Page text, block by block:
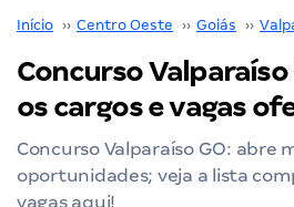
Início ›› Centro Oeste ›› Goiás ››
Concurso Valparaíso
os cargos e vagas
Concurso Valparaíso GO: abre
oportunidades; veja a lista
vagas aqui!